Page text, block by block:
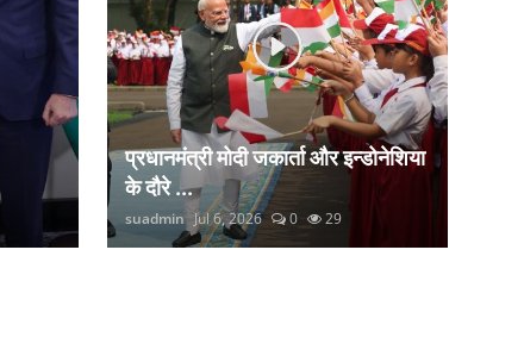
प्रधानमंत्री मोदी जकार्ता और इन्डोनेशिया
के दौरे ...
suadmin Jul 6, 2026 0 29